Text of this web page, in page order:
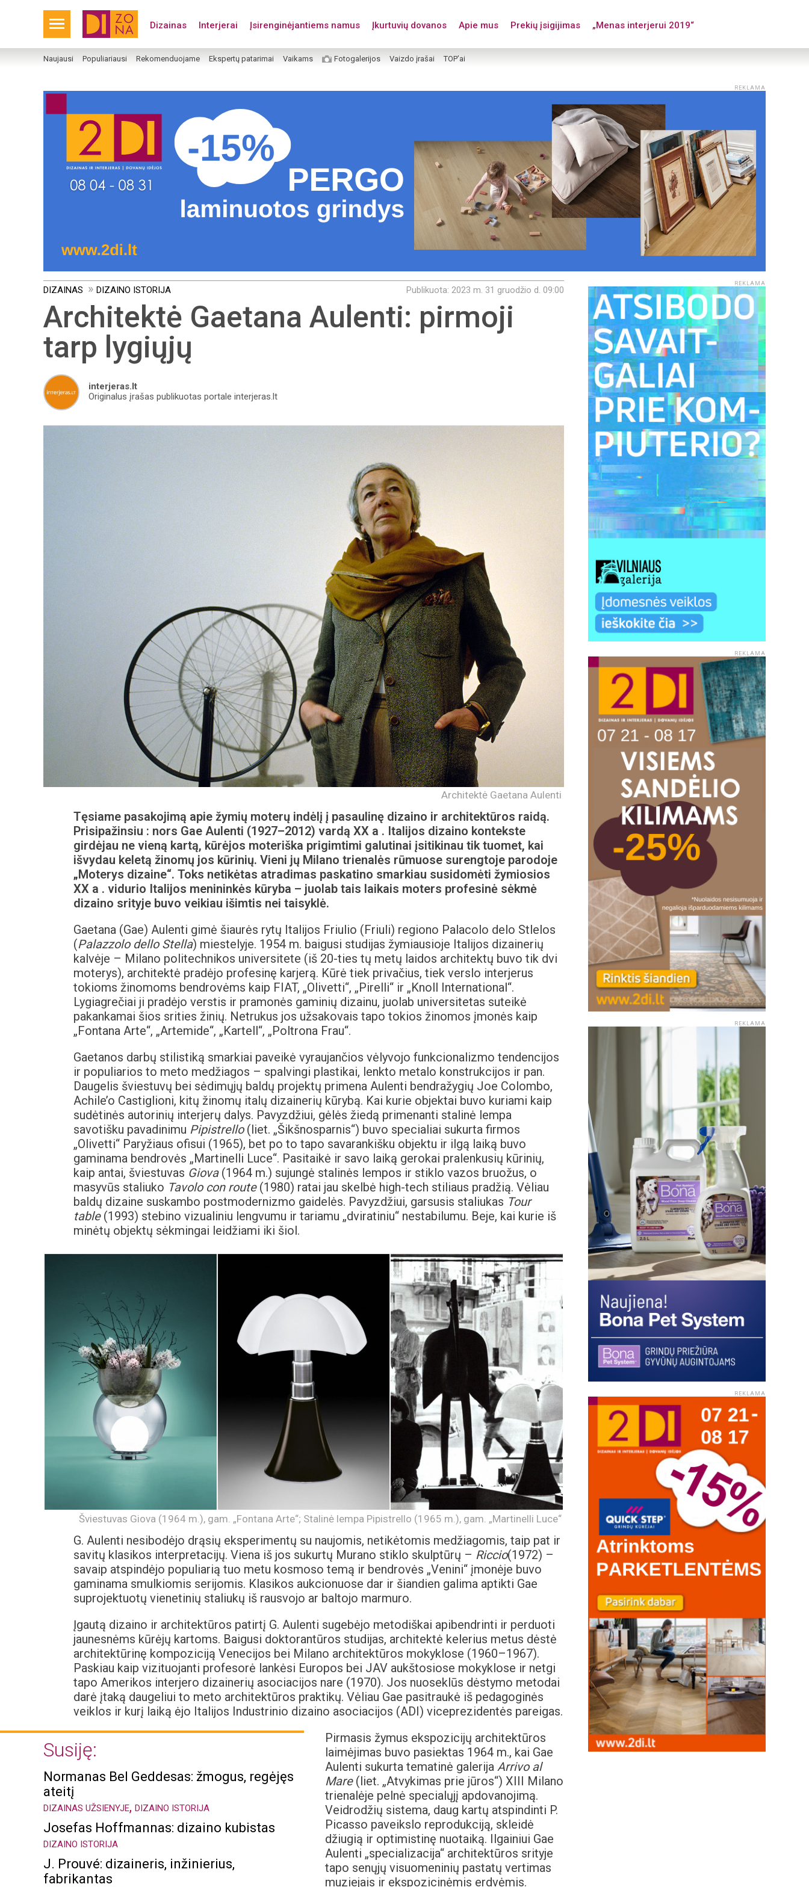
Dizainas Interjerai Įsirenginėjantiems namus Įkurtuvių dovanos Apie mus Prekių įsigijimas „Menas interjerui 2019“
Naujausi Populiariausi Rekomenduojame Ekspertų patarimai Vaikams Fotogalerijos Vaizdo įrašai TOP’ai
REKLAMA
DIZAINAS DIZAINO ISTORIJA Publikuota: 2023 m. 31 gruodžio d. 09:00
Architektė Gaetana Aulenti: pirmoji
tarp lygiųjų
interjeras.lt
Originalus įrašas publikuotas portale interjeras.lt
Architektė Gaetana Aulenti
Tęsiame pasakojimą apie žymių moterų indėlį į pasaulinę dizaino ir architektūros raidą.
Prisipažinsiu : nors Gae Aulenti (1927–2012) vardą XX a . Italijos dizaino kontekste
girdėjau ne vieną kartą, kūrėjos moteriška prigimtimi galutinai įsitikinau tik tuomet, kai
išvydau keletą žinomų jos kūrinių. Vieni jų Milano trienalės rūmuose surengtoje parodoje
„Moterys dizaine“. Toks netikėtas atradimas paskatino smarkiau susidomėti žymiosios
XX a . vidurio Italijos menininkės kūryba – juolab tais laikais moters profesinė sėkmė
dizaino srityje buvo veikiau išimtis nei taisyklė.
Gaetana (Gae) Aulenti gimė šiaurės rytų Italijos Friulio (Friuli) regiono Palacolo delo Stlelos
(Palazzolo dello Stella) miestelyje. 1954 m. baigusi studijas žymiausioje Italijos dizainerių
kalvėje – Milano politechnikos universitete (iš 20-ties tų metų laidos architektų buvo tik dvi
moterys), architektė pradėjo profesinę karjerą. Kūrė tiek privačius, tiek verslo interjerus
tokioms žinomoms bendrovėms kaip FIAT, „Olivetti“, „Pirelli“ ir „Knoll International“.
Lygiagrečiai ji pradėjo verstis ir pramonės gaminių dizainu, juolab universitetas suteikė
pakankamai šios srities žinių. Netrukus jos užsakovais tapo tokios žinomos įmonės kaip
„Fontana Arte“, „Artemide“, „Kartell“, „Poltrona Frau“.
Gaetanos darbų stilistiką smarkiai paveikė vyraujančios vėlyvojo funkcionalizmo tendencijos
ir populiarios to meto medžiagos – spalvingi plastikai, lenkto metalo konstrukcijos ir pan.
Daugelis šviestuvų bei sėdimųjų baldų projektų primena Aulenti bendražygių Joe Colombo,
Achile’o Castiglioni, kitų žinomų italų dizainerių kūrybą. Kai kurie objektai buvo kuriami kaip
sudėtinės autorinių interjerų dalys. Pavyzdžiui, gėlės žiedą primenanti stalinė lempa
savotišku pavadinimu Pipistrello(liet. „Šikšnosparnis“) buvo specialiai sukurta firmos
„Olivetti“ Paryžiaus ofisui (1965), bet po to tapo savarankišku objektu ir ilgą laiką buvo
gaminama bendrovės „Martinelli Luce“. Pasitaikė ir savo laiką gerokai pralenkusių kūrinių,
kaip antai, šviestuvas Giova(1964 m.) sujungė stalinės lempos ir stiklo vazos bruožus, o
masyvūs staliuko Tavolo con route(1980) ratai jau skelbė high-tech stiliaus pradžią. Vėliau
baldų dizaine suskambo postmodernizmo gaidelės. Pavyzdžiui, garsusis staliukas Tour
table(1993) stebino vizualiniu lengvumu ir tariamu „dviratiniu“ nestabilumu. Beje, kai kurie iš
minėtų objektų sėkmingai leidžiami iki šiol.
Šviestuvas Giova (1964 m.), gam. „Fontana Arte“; Stalinė lempa Pipistrello (1965 m.), gam. „Martinelli Luce“
G. Aulenti nesibodėjo drąsių eksperimentų su naujomis, netikėtomis medžiagomis, taip pat ir
savitų klasikos interpretacijų. Viena iš jos sukurtų Murano stiklo skulptūrų – Riccio(1972) –
savaip atspindėjo populiarią tuo metu kosmoso temą ir bendrovės „Venini“ įmonėje buvo
gaminama smulkiomis serijomis. Klasikos aukcionuose dar ir šiandien galima aptikti Gae
suprojektuotų vienetinių staliukų iš rausvojo ar baltojo marmuro.
Įgautą dizaino ir architektūros patirtį G. Aulenti sugebėjo metodiškai apibendrinti ir perduoti
jaunesnėms kūrėjų kartoms. Baigusi doktorantūros studijas, architektė kelerius metus dėstė
architektūrinę kompoziciją Venecijos bei Milano architektūros mokyklose (1960–1967).
Paskiau kaip vizituojanti profesorė lankėsi Europos bei JAV aukštosiose mokyklose ir netgi
tapo Amerikos interjero dizainerių asociacijos nare (1970). Jos nuoseklūs dėstymo metodai
darė įtaką daugeliui to meto architektūros praktikų. Vėliau Gae pasitraukė iš pedagoginės
veiklos ir kurį laiką ėjo Italijos Industrinio dizaino asociacijos (ADI) viceprezidentės pareigas.
Susiję:
Normanas Bel Geddesas: žmogus, regėjęs
ateitį
DIZAINAS UŽSIENYJE, DIZAINO ISTORIJA
Josefas Hoffmannas: dizaino kubistas
DIZAINO ISTORIJA
J. Prouvé: dizaineris, inžinierius,
fabrikantas
Pirmasis žymus ekspozicijų architektūros
laimėjimas buvo pasiektas 1964 m., kai Gae
Aulenti sukurta tematinė galerija Arrivo al
Mare(liet. „Atvykimas prie jūros“) XIII Milano
trienalėje pelnė specialųjį apdovanojimą.
Veidrodžių sistema, daug kartų atspindinti P.
Picasso paveikslo reprodukciją, skleidė
džiugią ir optimistinę nuotaiką. Ilgainiui Gae
Aulenti „specializacija“ architektūros srityje
tapo senųjų visuomeninių pastatų vertimas
muziejais ir ekspozicinėmis erdvėmis.
REKLAMA
REKLAMA
REKLAMA
REKLAMA